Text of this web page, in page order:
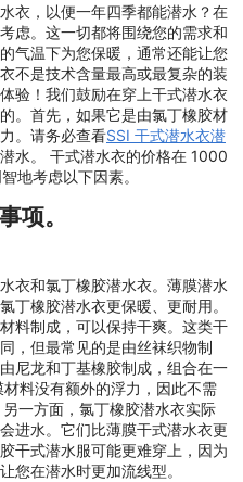
衣，以便一年四季都能潜水？在
虑。这一切都将围绕您的需求和
气温下为您保暖，通常还能让您
不是技术含量最高或最复杂的装
验！我们鼓励在穿上干式潜水衣
。首先，如果它是由氯丁橡胶材
。请务必查看SSI 干式潜水衣潜
水。 干式潜水衣的价格在 1000
地考虑以下因素。
项。
衣和氯丁橡胶潜水衣。薄膜潜水
丁橡胶潜水衣更保暖、更耐用。
料制成，可以保持干爽。这类干
，但最常见的是由丝袜织物制
尼龙和丁基橡胶制成，组合在一
料没有额外的浮力，因此不需
另一方面，氯丁橡胶潜水衣实际
进水。它们比薄膜干式潜水衣更
干式潜水服可能更难穿上，因为
您在潜水时更加流线型。